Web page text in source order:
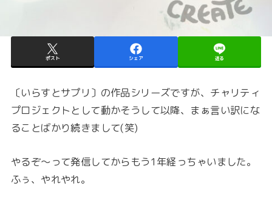
ポスト シェア 送る
〔いらすとサプリ〕の作品シリーズですが、チャリティ
プロジェクトとして動かそうして以降、まぁ言い訳にな
ることばかり続きまして(笑)
やるぞ～って発信してからもう1年経っちゃいました。
ふぅ、やれやれ。